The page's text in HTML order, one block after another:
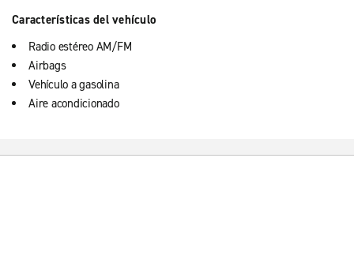
Características del vehículo
Radio estéreo AM/FM
Airbags
Vehículo a gasolina
Aire acondicionado